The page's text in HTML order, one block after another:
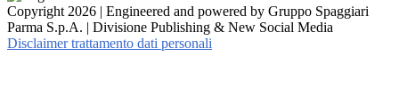
Copyright 2026 | Engineered and powered by Gruppo Spaggiari
Parma S.p.A. | Divisione Publishing & New Social Media
Disclaimer trattamento dati personali